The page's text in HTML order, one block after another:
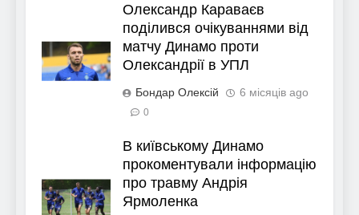
Олександр Караваєв
поділився очікуваннями від
матчу Динамо проти
Олександрії в УПЛ
Бондар Олексій 6 місяців ago
0
В київському Динамо
прокоментували інформацію
про травму Андрія
Ярмоленка